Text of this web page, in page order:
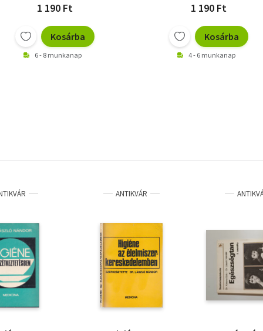
1 190 Ft
Kosárba
6 - 8 munkanap
1 190 Ft
Kosárba
4 - 6 munkanap
ANTIKVÁR